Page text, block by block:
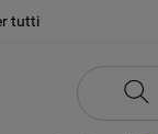
tutti